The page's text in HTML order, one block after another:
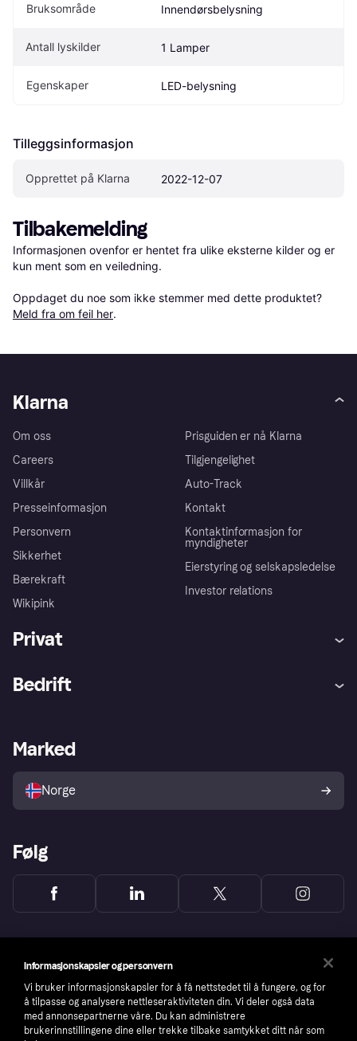
Bruksområde Innendørsbelysning
Antall lyskilder 1 Lamper
Egenskaper LED-belysning
Tilleggsinformasjon
Opprettet på Klarna 2022-12-07
Tilbakemelding
Informasjonen ovenfor er hentet fra ulike eksterne kilder og er
kun ment som en veiledning.
Oppdaget du noe som ikke stemmer med dette produktet?
Meld fra om feil her.
Klarna
Om oss
Careers
Villkår
Presseinformasjon
Personvern
Sikkerhet
Bærekraft
Wikipink
Prisguiden er nå Klarna
Tilgjengelighet
Auto-Track
Kontakt
Kontaktinformasjon for
myndigheter
Eierstyring og selskapsledelse
Investor relations
Privat
Utforsk butikker
Bedrift
Merchant portal
Marked
Norge
Følg
Informasjonskapsler og personvern
Vi bruker informasjonskapsler for å få nettstedet til å fungere, og for
å tilpasse og analysere nettleseraktiviteten din. Vi deler også data
med annonsepartnerne våre. Du kan administrere
brukerinnstillingene dine eller trekke tilbake samtykket ditt når som